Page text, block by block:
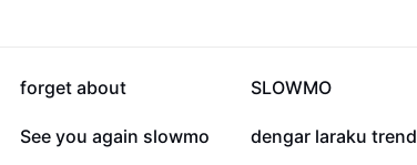
218,3 rb
forget about 211,4 rb
SLOWMO
26,2 rb
See you again slowmo 22,7 rb
dengar laraku trend